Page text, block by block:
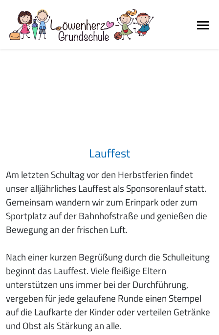
Lauffest
Am letzten Schultag vor den Herbstferien findet
unser alljährliches Lauffest als Sponsorenlauf statt.
Gemeinsam wandern wir zum Erinpark oder zum
Sportplatz auf der Bahnhofstraße und genießen die
Bewegung an der frischen Luft.
Nach einer kurzen Begrüßung durch die Schulleitung
beginnt das Lauffest. Viele fleißige Eltern
unterstützen uns immer bei der Durchführung,
vergeben für jede gelaufene Runde einen Stempel
auf die Laufkarte der Kinder oder verteilen Getränke
und Obst als Stärkung an alle.